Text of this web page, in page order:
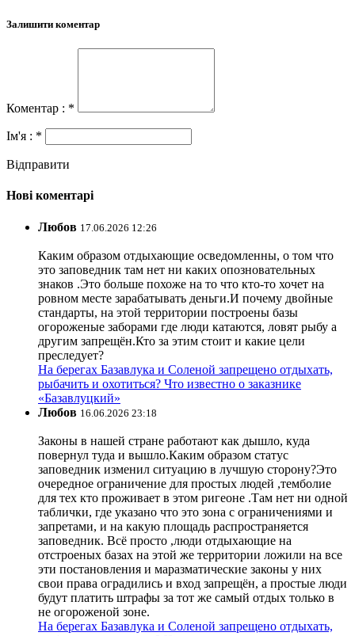
Залишити коментар
Коментар : *
Ім'я : *
Відправити
Нові коментарі
Любов 17.06.2026 12:26
Каким образом отдыхающие осведомленны, о том что
это заповедник там нет ни каких опозновательных
знаков .Это больше похоже на то что кто-то хочет на
ровном месте зарабатывать деньги.И почему двойные
стандарты, на этой территории построены базы
огороженые заборами где люди катаются, ловят рыбу а
другим запрещён.Кто за этим стоит и какие цели
преследует?
На берегах Базавлука и Соленой запрещено отдыхать,
рыбачить и охотиться? Что известно о заказнике
«Базавлуцкий»
Любов 16.06.2026 23:18
Законы в нашей стране работают как дышло, куда
повернул туда и вышло.Каким образом статус
заповедник изменил ситуацию в лучшую сторону?Это
очередное ограничение для простых людей ,темболие
для тех кто проживает в этом ригеоне .Там нет ни одной
таблички, где указано что это зона с ограничениями и
запретами, и на какую площадь распространяется
заповедник. Всё просто ,люди отдыхающие на
отстроеных базах на этой же территории ложили на все
эти постановления и маразматические законы у них
свои права оградились и вход запрещён, а простые люди
будут платить штрафы за тот же самый отдых только в
не огороженой зоне.
На берегах Базавлука и Соленой запрещено отдыхать,